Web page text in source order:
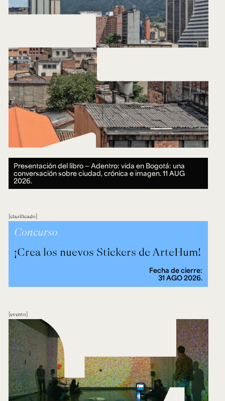
Presentación del libro — Adentro: vida en Bogotá: una
conversación sobre ciudad, crónica e imagen.11 AUG
2026.
clasificado
Concurso
¡Crea los nuevos Stickers de ArteHum!
Fecha de cierre:
31 AGO 2026.
evento